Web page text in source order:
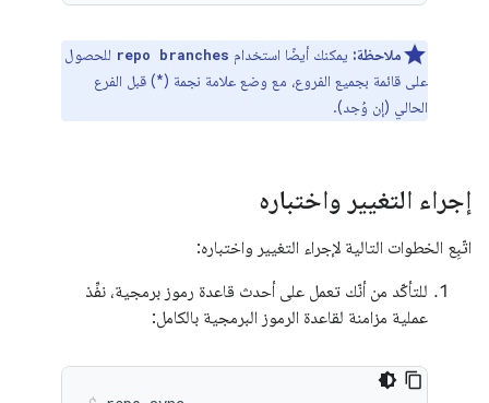
ملاحظة: يمكنك أيضًا استخدام repo branches للحصول
على قائمة بجميع الفروع، مع وضع علامة نجمة (*) قبل الفرع
الحالي (إن وُجد).
إجراء التغيير واختباره
اتّبِع الخطوات التالية لإجراء التغيير واختباره:
للتأكّد من أنّك تعمل على أحدث قاعدة رموز برمجية، نفِّذ
عملية مزامنة لقاعدة الرموز البرمجية بالكامل: